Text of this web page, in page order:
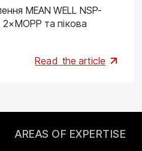
MEAN WELL NSP-
та пікова
Read the article
AREAS OF EXPERTISE